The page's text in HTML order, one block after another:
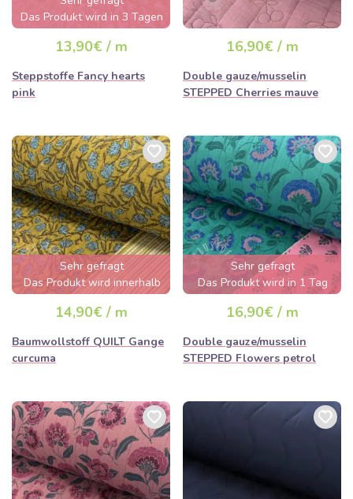
Das Produkt wird in 3 Tagen
ausverkauft sein
13,90€ / m
Steppstoffe Fancy hearts
pink
16,90€ / m
Double gauze/musselin
STEPPED Cherries mauve
Sehr gefragt
Das Produkt wird innerhalb
von wenigen Stunden
ausverkauft sein
14,90€ / m
Baumwollstoff QUILT Gange
curcuma
Sehr gefragt
Das Produkt wird in 1 Tag
ausverkauft sein
16,90€ / m
Double gauze/musselin
STEPPED Flowers petrol